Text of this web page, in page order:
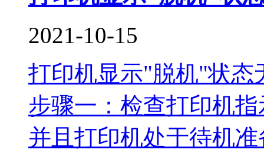
2021-10-15
打印机显示"脱机"状态
步骤一：检查打印机
并且打印机处于待机